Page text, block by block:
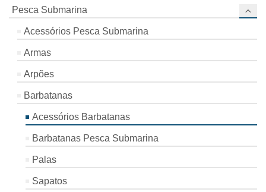
Pesca Submarina
Acessórios Pesca Submarina
Armas
Arpões
Barbatanas
Acessórios Barbatanas
Barbatanas Pesca Submarina
Palas
Sapatos